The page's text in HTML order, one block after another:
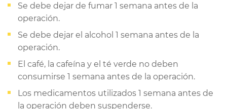
Se debe dejar de fumar 1 semana antes de la
operación.
Se debe dejar el alcohol 1 semana antes de la
operación.
El café, la cafeína y el té verde no deben
consumirse 1 semana antes de la operación.
Los medicamentos utilizados 1 semana antes de
la operación deben suspenderse.